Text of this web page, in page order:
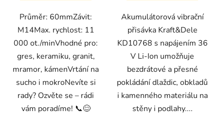
Průměr: 60mmZávit:
M14Max. rychlost: 11
000 ot./minVhodné pro:
gres, keramiku, granit,
mramor, kámenVrtání na
sucho i mokroNevíte si
rady? Ozvěte se – rádi
vám poradíme! 📞😊
Akumulátorová vibrační
přisávka Kraft&Dele
KD10768 s napájením 36
V Li-Ion umožňuje
bezdrátové a přesné
pokládání dlaždic, obkladů
i kamenného materiálu na
stěny i podlahy....